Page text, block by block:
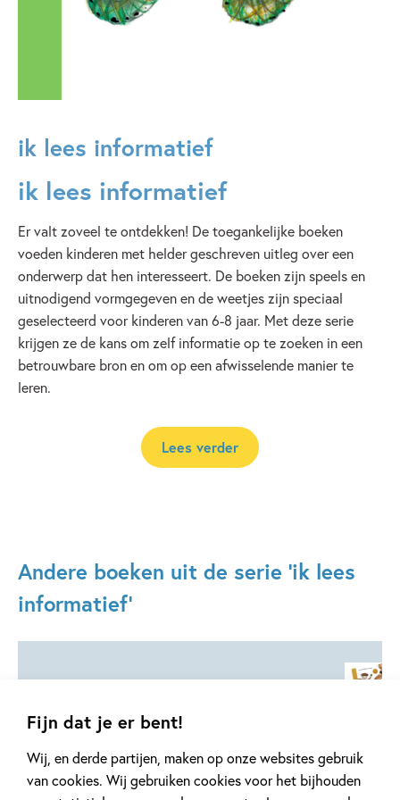
Fijn dat je er bent!
Wij, en derde partijen, maken op onze websites gebruik
van cookies. Wij gebruiken cookies voor het bijhouden
ik lees informatief
ik lees informatief
Er valt zoveel te ontdekken! De toegankelijke boeken
voeden kinderen met helder geschreven uitleg over een
onderwerp dat hen interesseert. De boeken zijn speels en
uitnodigend vormgegeven en de weetjes zijn speciaal
geselecteerd voor kinderen van 6-8 jaar. Met deze serie
krijgen ze de kans om zelf informatie op te zoeken in een
betrouwbare bron en om op een afwisselende manier te
leren.
Lees verder
Andere boeken uit de serie 'ik lees
informatief'
02-11-2026 02-11-2026 02-11-2026